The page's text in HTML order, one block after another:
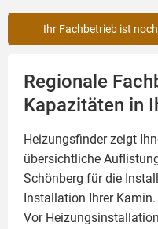
Ihr Fachbetrieb ist
Regionale
Kapazitäten in
Heizungsfinder zeigt
übersichtliche
Schönberg für die
Installation Ihrer Kamin.
Vor